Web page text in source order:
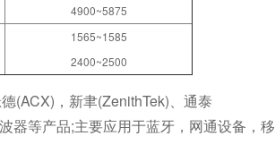
4900~5875
1565~1585
2400~2500
(ACX)，新聿(ZenithTek)、通泰
器等产品;主要应用于蓝牙，网通设备，移